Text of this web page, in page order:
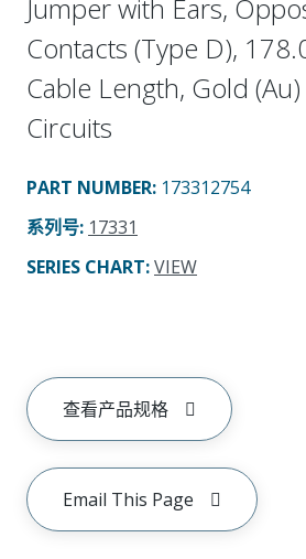
Jumper with Ears,
Contacts (Type D),
Cable Length, Gold
Circuits
PART NUMBER: 173312754
系列号: 17331
SERIES CHART:VIEW
查看产品规格
Email This Page